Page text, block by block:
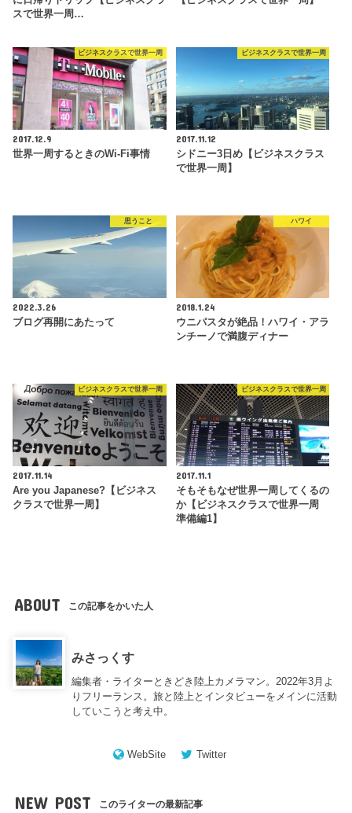
スで世界一周…
ビジネスクラスで世界一周
2017.12.9
世界一周するときのWi-Fi事情
ビジネスクラスで世界一周
2017.11.12
シドニー3日め【ビジネスクラス
で世界一周】
思うこと
2022.3.26
ブログ再開にあたって
ハワイ
2018.1.24
ウニパスタが絶品！ハワイ・アラ
ンチーノで満腹ディナー
ビジネスクラスで世界一周
2017.11.14
Are you Japanese?【ビジネス
クラスで世界一周】
ビジネスクラスで世界一周
2017.11.1
そもそもなぜ世界一周してくるの
か【ビジネスクラスで世界一周
準備編1】
ABOUT この記事をかいた人
みさっくす
編集者・ライターときどき陸上カメラマン。2022年3月よ
りフリーランス。旅と陸上とインタビューをメインに活動
していこうと考え中。
WebSite Twitter
NEW POST このライターの最新記事